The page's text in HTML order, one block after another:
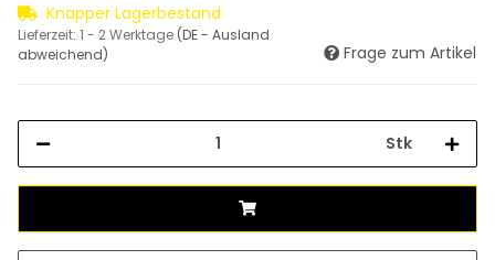
Knapper Lagerbestand
Lieferzeit: 1 - 2 Werktage (DE - Ausland
abweichend)
Frage zum Artikel
Stk